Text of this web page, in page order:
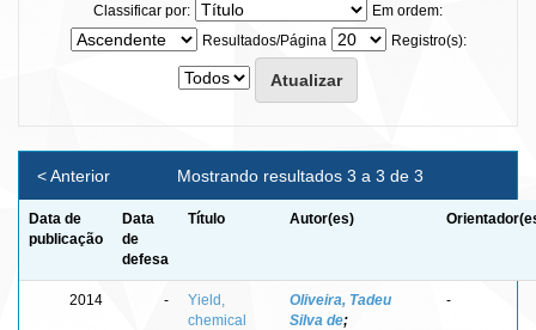
Classificar por:
Em ordem:
Resultados/Página
Registro(s):
Mostrando resultados 3 a 3 de 3
< Anterior
Data de
publicação
Data
de
defesa
Título Autor(es)
2014 -
Yield,
chemical
Oliveira, Tadeu
Silva de;
-